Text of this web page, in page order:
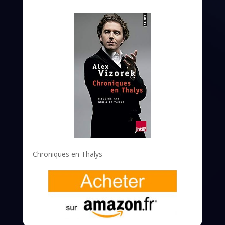
Chroniques en Thalys